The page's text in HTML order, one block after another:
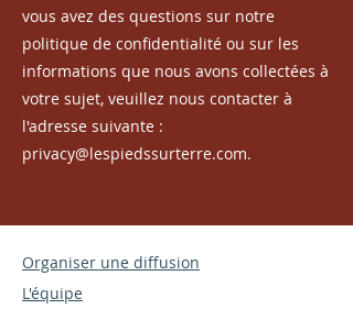
vous avez des questions sur notre
politique de confidentialité ou sur les
informations que nous avons collectées à
votre sujet, veuillez nous contacter à
l'adresse suivante :
privacy@lespiedssurterre.com.
Organiser une diffusion
L'équipe